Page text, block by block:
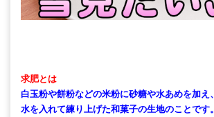
求肥とは
白玉粉や餅粉などの米粉に砂糖や水あめを加え、
水を入れて練り上げた和菓子の生地のことです。